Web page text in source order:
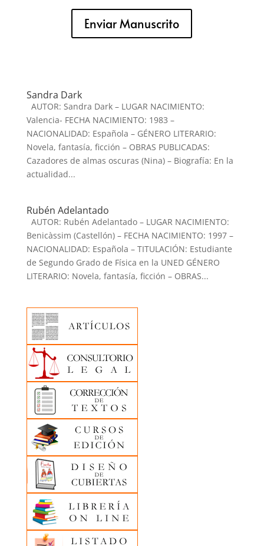
Enviar Manuscrito
Sandra Dark
AUTOR: Sandra Dark – LUGAR NACIMIENTO:
Valencia- FECHA NACIMIENTO: 1983 –
NACIONALIDAD: Española – GÉNERO LITERARIO:
Novela, fantasía, ficción – OBRAS PUBLICADAS:
Cazadores de almas oscuras (Nina) – Biografía: En la
actualidad...
Rubén Adelantado
AUTOR: Rubén Adelantado – LUGAR NACIMIENTO:
Benicàssim (Castellón) – FECHA NACIMIENTO: 1997 –
NACIONALIDAD: Española – TITULACIÓN: Estudiante
de Segundo Grado de Física en la UNED GÉNERO
LITERARIO: Novela, fantasía, ficción – OBRAS...